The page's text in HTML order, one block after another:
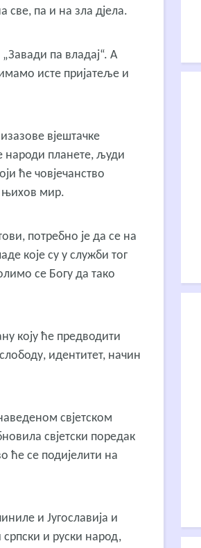
све, па и на зла дјела.
па владај“. А
исте пријатеље и
вјештачке
народи планете, људи
ће човјечанство
њихов мир.
потребно је да се на
које су у служби тог
се Богу да тако
коју ће предводити
идентитет, начин
свјетском
свјетски поредак
ће се подијелити на
и Југославија и
и руски народ,